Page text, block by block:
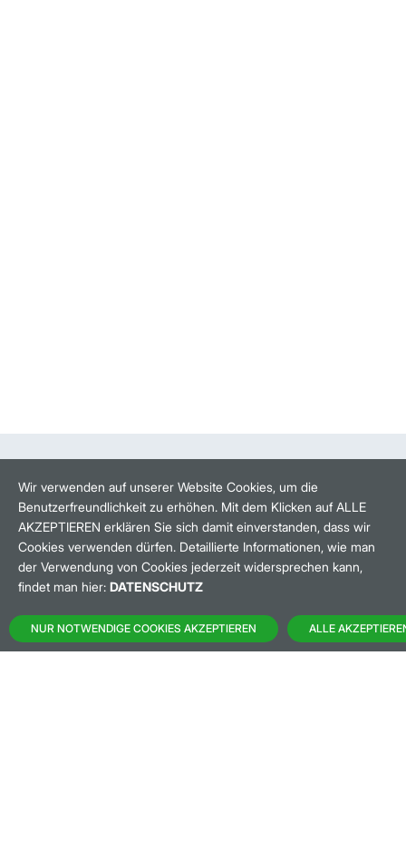
BANKEINSTELLUNGEN
HÄUFIG GESUCHT:
M:ACCESS
Wir verwenden auf unserer Website Cookies, um die
Benutzerfreundlichkeit zu erhöhen. Mit dem Klicken auf ALLE
AKZEPTIEREN erklären Sie sich damit einverstanden, dass wir
Cookies verwenden dürfen. Detaillierte Informationen, wie man
der Verwendung von Cookies jederzeit widersprechen kann,
findet man hier: DATENSCHUTZ
NUR NOTWENDIGE COOKIES AKZEPTIEREN ALLE